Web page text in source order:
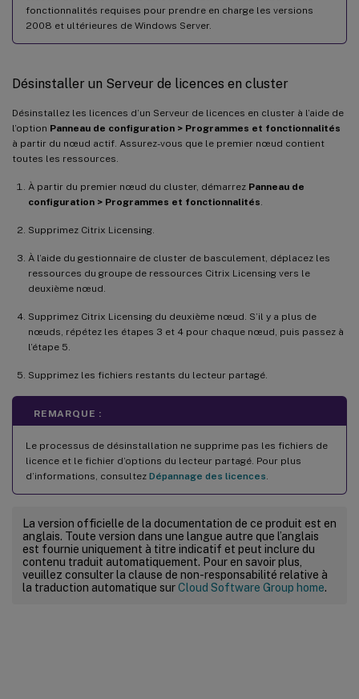
fonctionnalités requises pour prendre en charge les versions
2008 et ultérieures de Windows Server.
Désinstaller un Serveur de licences en cluster
Désinstallez les licences d’un Serveur de licences en cluster à l’aide de
l’option Panneau de configuration > Programmes et fonctionnalités
à partir du nœud actif. Assurez-vous que le premier nœud contient
toutes les ressources.
À partir du premier nœud du cluster, démarrez Panneau de
configuration > Programmes et fonctionnalités
Supprimez Citrix Licensing.
À l’aide du gestionnaire de cluster de basculement, déplacez les
ressources du groupe de ressources Citrix Licensing vers le
deuxième nœud.
Supprimez Citrix Licensing du deuxième nœud. S’il y a plus de
nœuds, répétez les étapes 3 et 4 pour chaque nœud, puis passez à
l’étape 5.
Supprimez les fichiers restants du lecteur partagé.
REMARQUE :
Le processus de désinstallation ne supprime pas les fichiers de
licence et le fichier d’options du lecteur partagé. Pour plus
d’informations, consultez Dépannage des licences
La version officielle de la documentation de ce produit est en
anglais. Toute version dans une langue autre que l’anglais
est fournie uniquement à titre indicatif et peut inclure du
contenu traduit automatiquement. Pour en savoir plus,
veuillez consulter la clause de non-responsabilité relative à
la traduction automatique surCloud Software Group home.